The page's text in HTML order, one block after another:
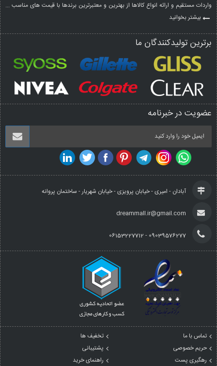
واردات مستقیم و ارائه انواع کالاها از بهترین و معتبرترین برندها با قیمت های مناسب ...
بیشتر بخوانید
برترین تولیدکنندگان ما
عضویت در خبرنامه
آبادان - امیری - خیابان پرویزی - خیابان شهریار - ساختمان پروانه
dreammall.ir@gmail.com
09039576277 - 06153227712
تماس با ما
تخفیف ها
حریم خصوصی
پشتیبانی
رهگیری پست
راهنمای خرید